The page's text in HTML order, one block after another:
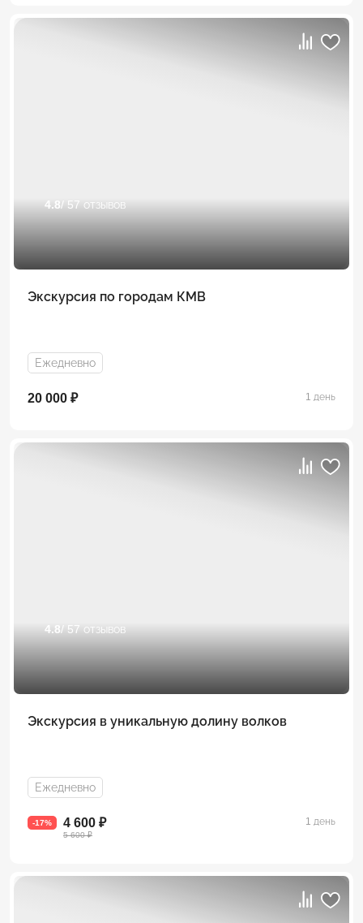
4.8/ 57 отзывов
Экскурсия по городам КМВ
Ежедневно
20 000 ₽ 1 день
4.8/ 57 отзывов
Экскурсия в уникальную долину волков
Ежедневно
-17% 4 600 ₽
5 600 ₽
1 день